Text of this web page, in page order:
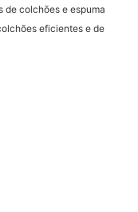
de colchões e espuma
eficientes e de